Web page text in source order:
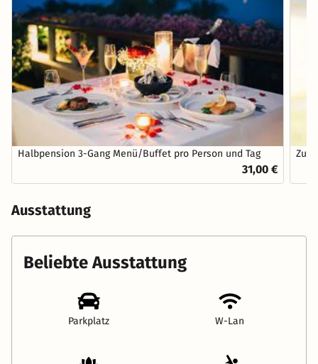
Halbpension 3-Gang Menü/Buffet pro Person und Tag
31,00 €
Ausstattung
Beliebte Ausstattung
Parkplatz W-Lan